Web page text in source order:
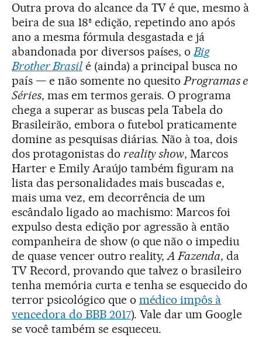
Outra prova do alcance da TV é que, mesmo à
beira de sua 18ª edição, repetindo ano após
ano a mesma fórmula desgastada e já
abandonada por diversos países, oBig
Brother Brasilé (ainda) a principal busca no
país — e não somente no quesitoProgramas e
Séries, mas em termos gerais. O programa
chega a superar as buscas pela Tabela do
Brasileirão, embora o futebol praticamente
domine as pesquisas diárias. Não à toa, dois
dos protagonistas do reality show, Marcos
Harter e Emily Araújo também figuram na
lista das personalidades mais buscadas e,
mais uma vez, em decorrência de um
escândalo ligado ao machismo: Marcos foi
expulso desta edição por agressão à então
companheira de show (o que não o impediu
de quase vencer outro reality,A Fazenda, da
TV Record, provando que talvez o brasileiro
tenha memória curta e tenha se esquecido do
terror psicológico que o médico impôs à
vencedora do BBB 2017). Vale dar um Google
se você também se esqueceu.